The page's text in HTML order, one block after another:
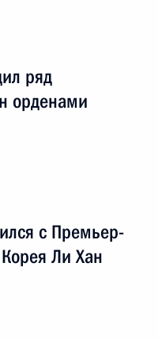
ряд
орденами
с Премьер-
Ли Хан